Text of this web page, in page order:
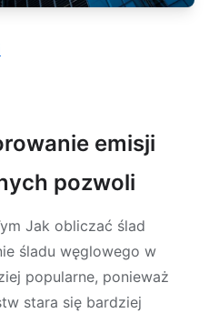
emisji
pozwoli
Jak obliczać ślad
śladu węglowego w
popularne, ponieważ
stara się bardziej